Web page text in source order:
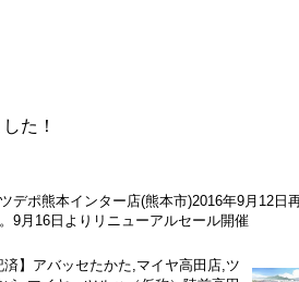
た！
デポ熊本インター店(熊本市)2016年9月12日
9月16日よりリニューアルセール開催
済】アバッセたかた,マイヤ高田店,ツ